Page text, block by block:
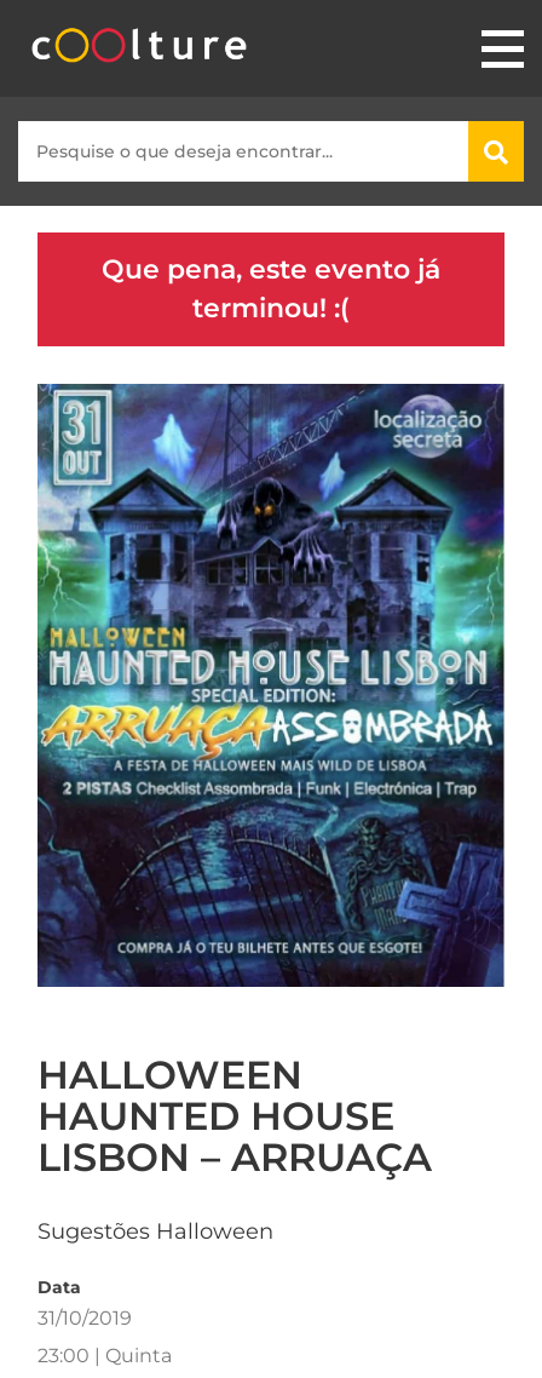
Que pena, este evento já
terminou! :(
HALLOWEEN
HAUNTED HOUSE
LISBON – ARRUAÇA
Sugestões Halloween
Data
31/10/2019
23:00 | Quinta